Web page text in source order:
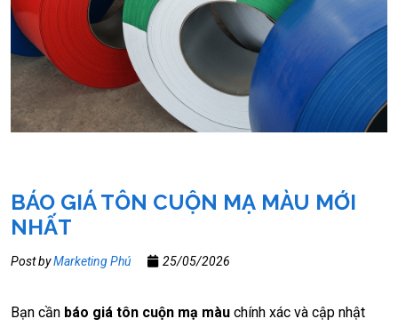
BÁO GIÁ TÔN CUỘN MẠ MÀU MỚI
NHẤT
Post byMarketing Phú 25/05/2026
Bạn cần báo giá tôn cuộn mạ màu chính xác và cập nhật